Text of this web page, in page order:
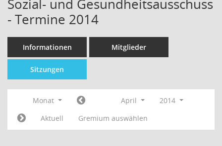
Sozial- und Gesundheitsausschuss
- Termine 2014
Informationen Mitglieder
Sitzungen
Monat April
2014
Aktuell
Gremium auswählen